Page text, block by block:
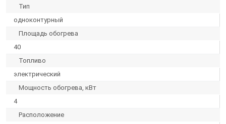
Тип
одноконтурный
Площадь обогрева
40
Топливо
электрический
Мощность обогрева, кВт
4
Расположение